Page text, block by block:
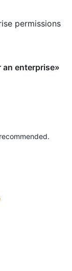
permissions
enterprise»